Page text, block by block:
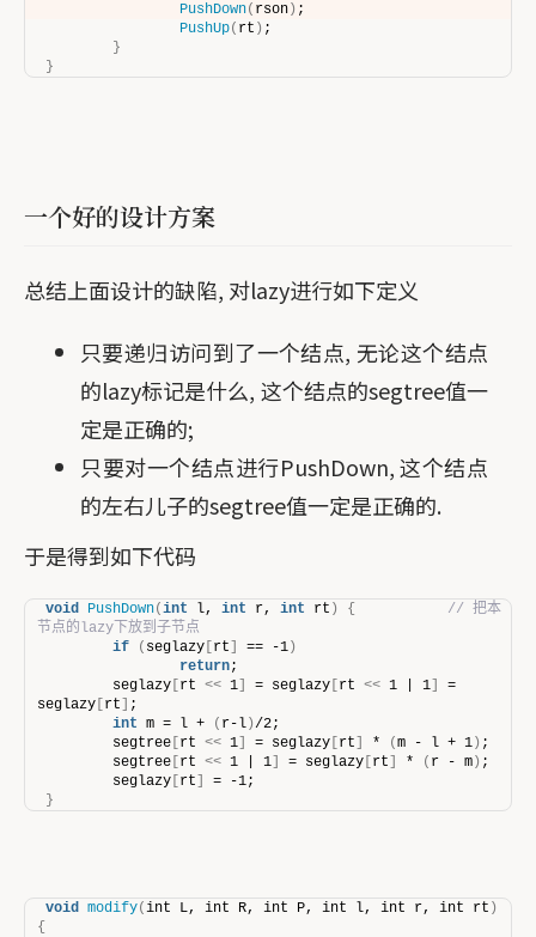
PushDown( rson ) ;
PushUp( rt ) ;
}
}
一个好的设计方案
总结上面设计的缺陷, 对lazy进行如下定义
只要递归访问到了一个结点, 无论这个结点
的lazy标记是什么, 这个结点的segtree值一
定是正确的;
只要对一个结点进行PushDown, 这个结点
的左右儿子的segtree值一定是正确的.
于是得到如下代码
void PushDown(int l, int r, int rt ) {
// 把本
节点的lazy下放到子节点
if
( seglazy rt == -1 )
return;
        seglazy
rt << 1 = seglazy rt << 1 | 1
=
seglazy rt
;
int m = l + ( r-l )/2;
        segtree
rt << 1 = seglazy rt * (m - l + 1 ) ;
        segtree
rt << 1 | 1 = seglazy rt * ( r - m ) ;
        seglazy
rt
= -1;
}
void modify(int L, int R, int P, int l, int r, int rt )
{